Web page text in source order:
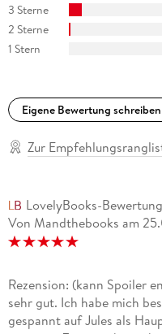
3 Sterne
2 Sterne
1 Stern
Eigene Bewertung schreiben
Zur
LovelyBooks-Bewertung
Von Mandthebooks am
Rezension: (kann Spoiler
sehr gut. Ich habe mich
gespannt auf Jules als